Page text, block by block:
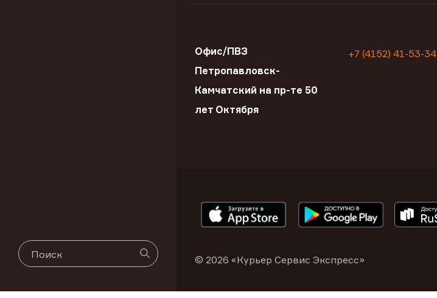
Офис/ПВЗ
Петропавловск-
Камчатский на пр-те 50
лет Октября
+7 (4152) 41-53-34
© 2026 «Курьер Сервис Экспресс»